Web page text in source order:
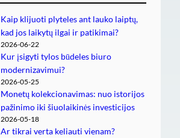
Kaip klijuoti plyteles ant lauko laiptų,
kad jos laikytų ilgai ir patikimai?
2026-06-22
Kur įsigyti tylos būdeles biuro
modernizavimui?
2026-05-25
Monetų kolekcionavimas: nuo istorijos
pažinimo iki šiuolaikinės investicijos
2026-05-18
Ar tikrai verta keliauti vienam?